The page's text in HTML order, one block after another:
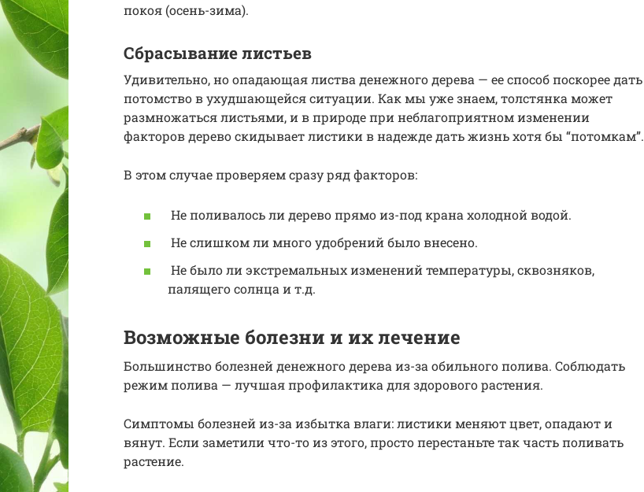
покоя (осень-зима).
Сбрасывание листьев
Удивительно, но опадающая листва денежного дерева — ее способ поскорее дать
потомство в ухудшающейся ситуации. Как мы уже знаем, толстянка может
размножаться листьями, и в природе при неблагоприятном изменении
факторов дерево скидывает листики в надежде дать жизнь хотя бы “потомкам”.
В этом случае проверяем сразу ряд факторов:
Не поливалось ли дерево прямо из-под крана холодной водой.
Не слишком ли много удобрений было внесено.
Не было ли экстремальных изменений температуры, сквозняков,
палящего солнца и т.д.
Возможные болезни и их лечение
Большинство болезней денежного дерева из-за обильного полива. Соблюдать
режим полива — лучшая профилактика для здорового растения.
Симптомы болезней из-за избытка влаги: листики меняют цвет, опадают и
вянут. Если заметили что-то из этого, просто перестаньте так часть поливать
растение.